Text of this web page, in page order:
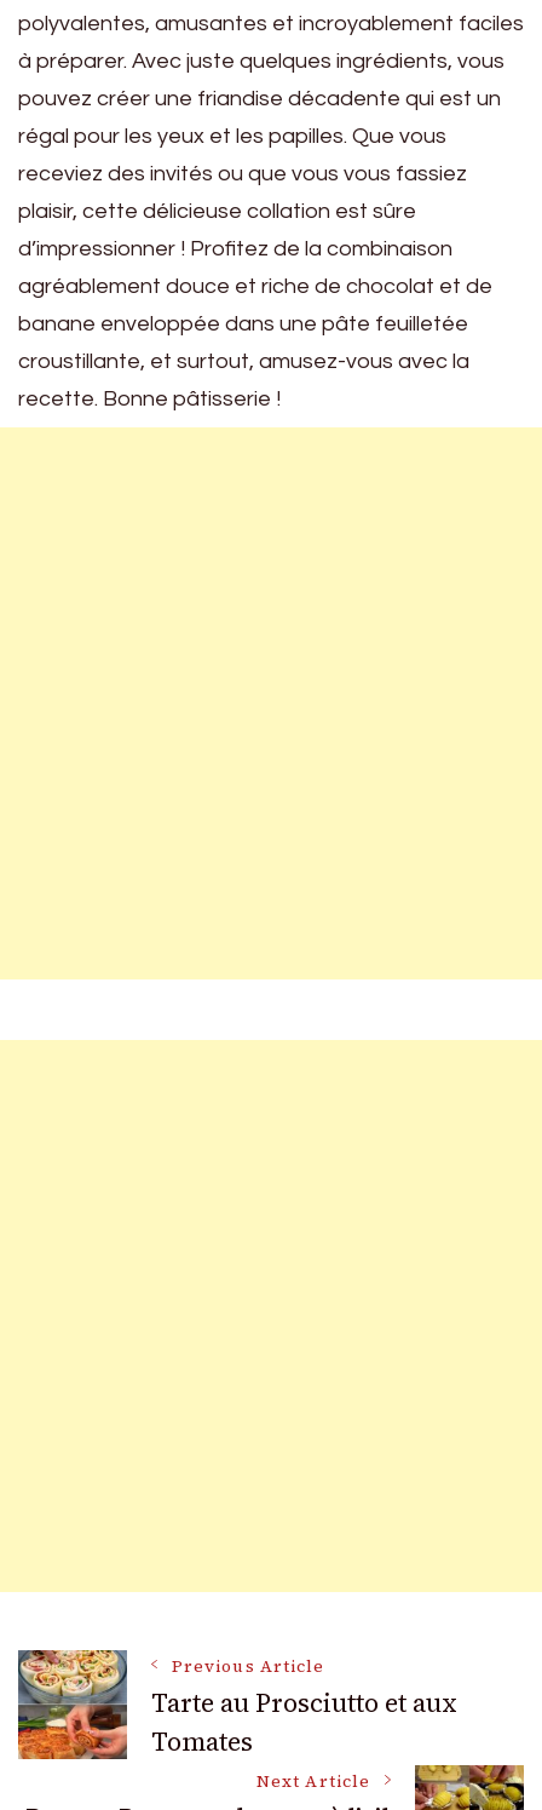
polyvalentes, amusantes et incroyablement faciles
à préparer. Avec juste quelques ingrédients, vous
pouvez créer une friandise décadente qui est un
régal pour les yeux et les papilles. Que vous
receviez des invités ou que vous vous fassiez
plaisir, cette délicieuse collation est sûre
d’impressionner ! Profitez de la combinaison
agréablement douce et riche de chocolat et de
banane enveloppée dans une pâte feuilletée
croustillante, et surtout, amusez-vous avec la
recette. Bonne pâtisserie !
Post
Navigation
Previous Article
Tarte au Prosciutto et aux
Tomates
Next Article